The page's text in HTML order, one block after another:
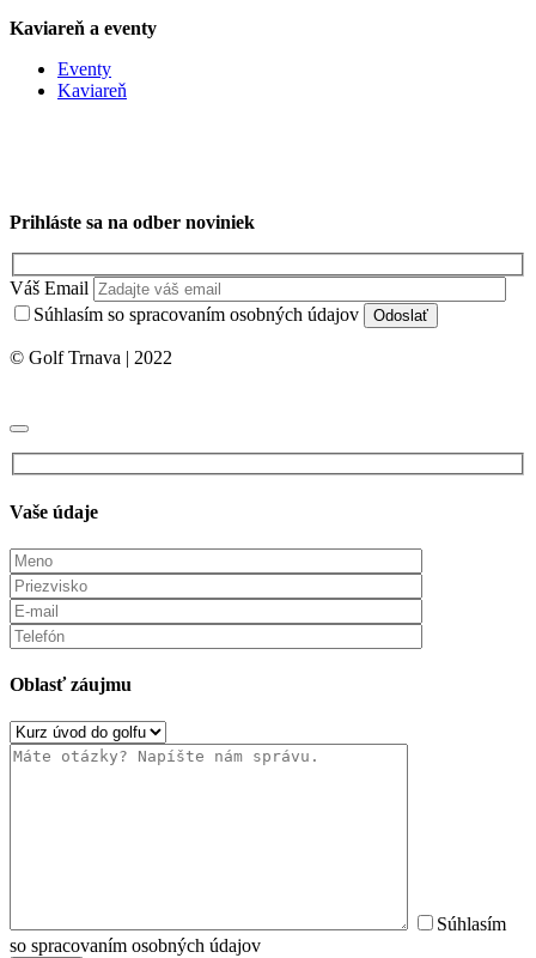
Kaviareň a eventy
Eventy
Kaviareň
Prihláste sa na odber noviniek
Váš Email
Súhlasím so spracovaním osobných údajov
© Golf Trnava | 2022
Vaše údaje
Oblasť záujmu
Súhlasím
so spracovaním osobných údajov